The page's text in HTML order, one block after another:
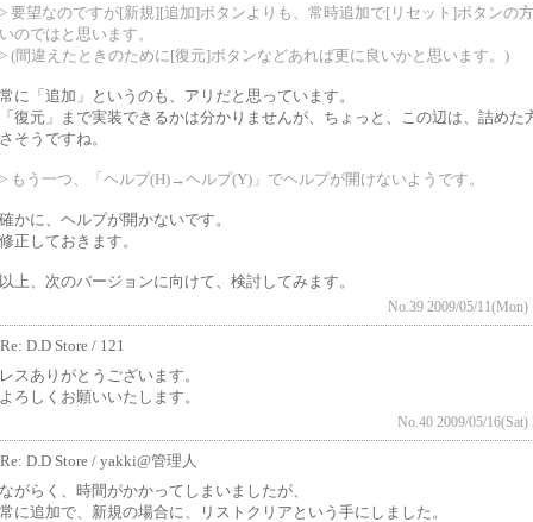
> 要望なのですが[新規][追加]ボタンよりも、常時追加で[リセット]ボタンの
いのではと思います。
> (間違えたときのために[復元]ボタンなどあれば更に良いかと思います。)
常に「追加」というのも、アリだと思っています。
「復元」まで実装できるかは分かりませんが、ちょっと、この辺は、詰めた
さそうですね。
> もう一つ、「ヘルプ(H)→ヘルプ(Y)」でヘルプが開けないようです。
確かに、ヘルプが開かないです。
修正しておきます。
以上、次のバージョンに向けて、検討してみます。
No.39 2009/05/11(Mon)
D.D Store / 121
レスありがとうございます。
よろしくお願いいたします。
No.40 2009/05/16(Sat)
D.D Store / yakki@管理人
ながらく、時間がかかってしまいましたが、
常に追加で、新規の場合に、リストクリアという手にしました。